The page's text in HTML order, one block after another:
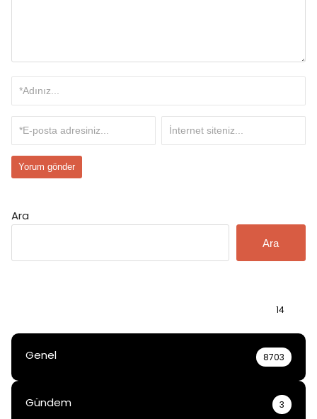
Ara
Ara
14
Genel 8703
Gündem 3